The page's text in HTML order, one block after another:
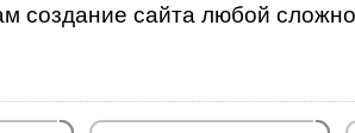
создание сайта любой